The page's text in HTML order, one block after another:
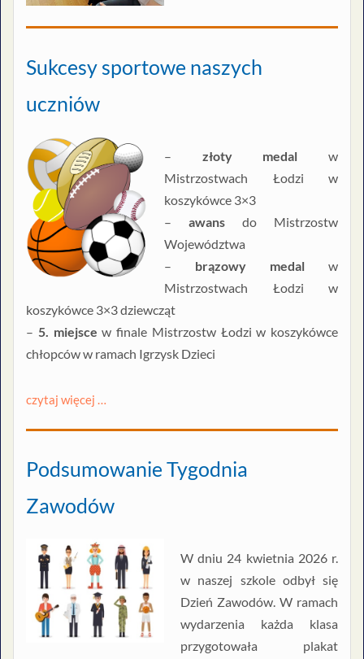
Sukcesy sportowe naszych
uczniów
– złoty medal w
Mistrzostwach Łodzi w
koszykówce 3×3
– awans do Mistrzostw
Województwa
– brązowy medal w
Mistrzostwach Łodzi w
koszykówce 3×3 dziewcząt
– 5. miejsce w finale Mistrzostw Łodzi w koszykówce
chłopców w ramach Igrzysk Dzieci
czytaj więcej …
Podsumowanie Tygodnia
Zawodów
W dniu 24 kwietnia 2026 r.
w naszej szkole odbył się
Dzień Zawodów. W ramach
wydarzenia każda klasa
przygotowała plakat